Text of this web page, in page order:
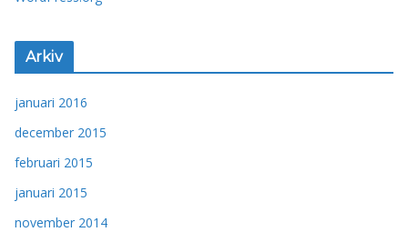
Arkiv
januari 2016
december 2015
februari 2015
januari 2015
november 2014